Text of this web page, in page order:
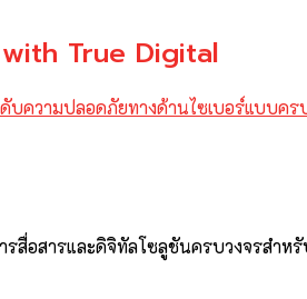
True Digital
อสารและดิจิทัลโซลูชันครบวงจรสำห